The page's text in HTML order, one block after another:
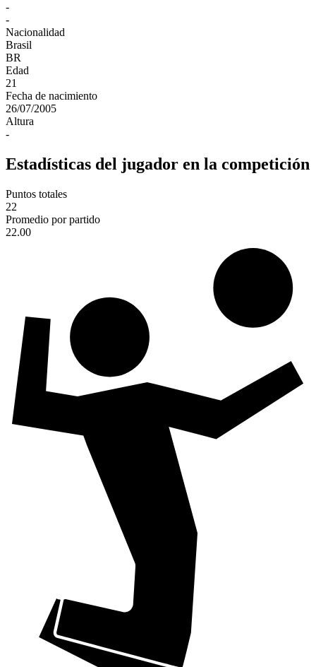
-
-
Nacionalidad
Brasil
BR
Edad
21
Fecha de nacimiento
26/07/2005
Altura
-
Estadísticas del jugador en la competición
Puntos totales
22
Promedio por partido
22.00